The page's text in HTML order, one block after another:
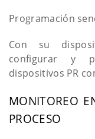
Programación
Con su
configurar y
dispositivos PR
MONITOREO
PROCESO